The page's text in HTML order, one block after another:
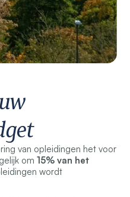
van opleidingen het voor
om15% van het
wordt